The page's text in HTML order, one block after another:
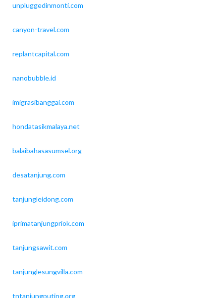
unpluggedinmonti.com
canyon-travel.com
replantcapital.com
nanobubble.id
imigrasibanggai.com
hondatasikmalaya.net
balaibahasasumsel.org
desatanjung.com
tanjungleidong.com
iprimatanjungpriok.com
tanjungsawit.com
tanjunglesungvilla.com
tntanjungputing.org